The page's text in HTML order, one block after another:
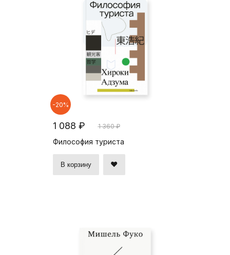
-20%
1 088 ₽ 1 360 ₽
Философия туриста
В корзину